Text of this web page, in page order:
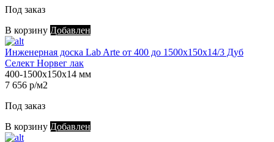
Под заказ
В корзину Добавлен
Инженерная доска Lab Arte от 400 до 1500х150х14/3 Дуб
Селект Норвег лак
400-1500х150х14 мм
7 656 р/м2
Под заказ
В корзину Добавлен